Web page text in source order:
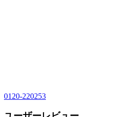
0120-220253